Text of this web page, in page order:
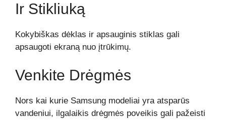
Ir Stikliuką
Kokybiškas dėklas ir apsauginis stiklas gali
apsaugoti ekraną nuo įtrūkimų.
Venkite Drėgmės
Nors kai kurie Samsung modeliai yra atsparūs
vandeniui, ilgalaikis drėgmės poveikis gali pažeisti